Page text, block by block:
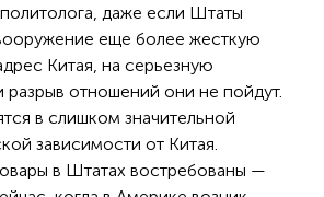
даже если Штаты
еще более жесткую
Китая, на серьезную
разрыв отношений они не пойдут.
в слишком значительной
зависимости от Китая.
в Штатах востребованы —